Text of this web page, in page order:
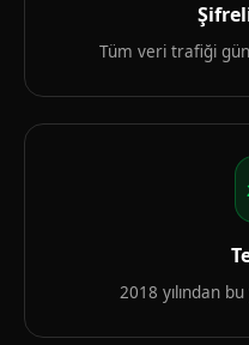
Tüm veri trafiği
2018 yılından